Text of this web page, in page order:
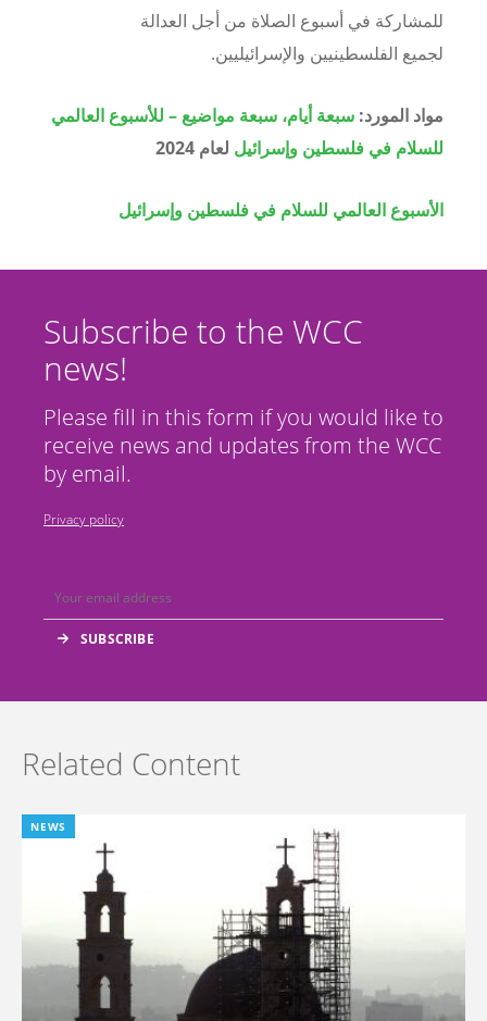
للمشاركة في أسبوع الصلاة من أجل العدالة
لجميع الفلسطينيين والإسرائيليين.
مواد المورد: سبعة أيام، سبعة مواضيع – للأسبوع العالمي
للسلام في فلسطين وإسرائيل لعام 2024
الأسبوع العالمي للسلام في فلسطين وإسرائيل
Subscribe to the WCC
news!
Please fill in this form if you would like to
receive news and updates from the WCC
by email.
Privacy policy
Related Content
NEWS